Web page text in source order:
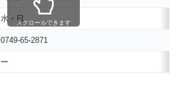
水・日
0749-65-2871
ー
スクロールできます